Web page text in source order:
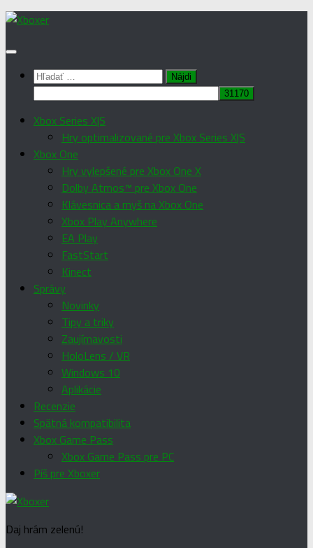
Preskočiť
obsah
Hľadať:
Xbox Series X|S
Hry optimalizované pre Xbox Series X|S
Xbox One
Hry vylepšené pre Xbox One X
Dolby Atmos™ pre Xbox One
Klávesnica a myš na Xbox One
Xbox Play Anywhere
EA Play
FastStart
Kinect
Správy
Novinky
Tipy a triky
Zaujímavosti
HoloLens / VR
Windows 10
Aplikácie
Recenzie
Spätná kompatibilita
Xbox Game Pass
Xbox Game Pass pre PC
Píš pre Xboxer
Daj hrám zelenú!